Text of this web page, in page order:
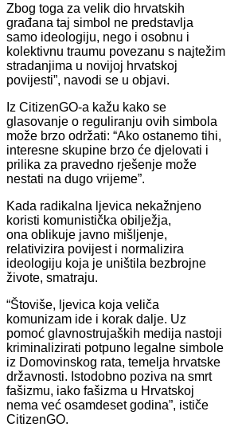
Zbog toga za velik dio hrvatskih
građana taj simbol ne predstavlja
samo ideologiju, nego i osobnu i
kolektivnu traumu povezanu s najtežim
stradanjima u novijoj hrvatskoj
povijesti”, navodi se u objavi.
Iz CitizenGO-a kažu kako se
glasovanje o reguliranju ovih simbola
može brzo održati: “Ako ostanemo tihi,
interesne skupine brzo će djelovati i
prilika za pravedno rješenje može
nestati na dugo vrijeme”.
Kada radikalna ljevica nekažnjeno
koristi komunistička obilježja,
ona oblikuje javno mišljenje,
relativizira povijest i normalizira
ideologiju koja je uništila bezbrojne
živote, smatraju.
“Štoviše, ljevica koja veliča
komunizam ide i korak dalje. Uz
pomoć glavnostrujaških medija nastoji
kriminalizirati potpuno legalne simbole
iz Domovinskog rata, temelja hrvatske
državnosti. Istodobno poziva na smrt
fašizmu, iako fašizma u Hrvatskoj
nema već osamdeset godina”, ističe
CitizenGO.